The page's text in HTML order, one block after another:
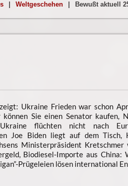
Weltgeschehen Bewußt aktuell
Ukraine Frieden war schon
Sie einen Senator kaufen,
flüchten nicht nach
Joe Biden liegt auf dem Tisch,
Ministerpräsident Kretschmer
Biodiesel-Importe aus China:
Prügeleien lösen international